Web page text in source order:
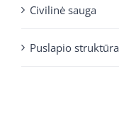
Civilinė sauga
Puslapio struktūra